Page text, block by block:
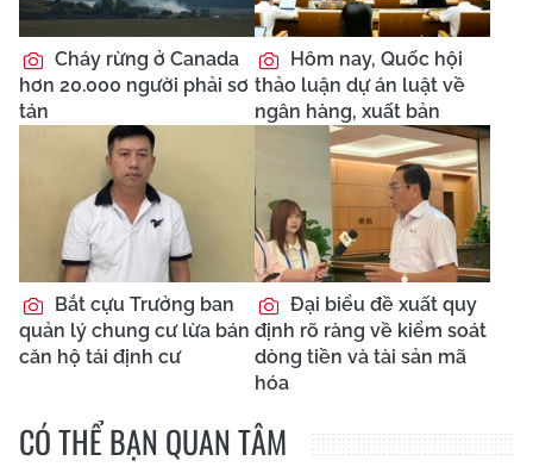
Cháy rừng ở Canada
hơn 20.000 người phải sơ
tán
Hôm nay, Quốc hội
thảo luận dự án luật về
ngân hàng, xuất bản
Bắt cựu Trưởng ban
quản lý chung cư lừa bán
căn hộ tái định cư
Đại biểu đề xuất quy
định rõ ràng về kiểm soát
dòng tiền và tài sản mã
hóa
CÓ THỂ BẠN QUAN TÂM